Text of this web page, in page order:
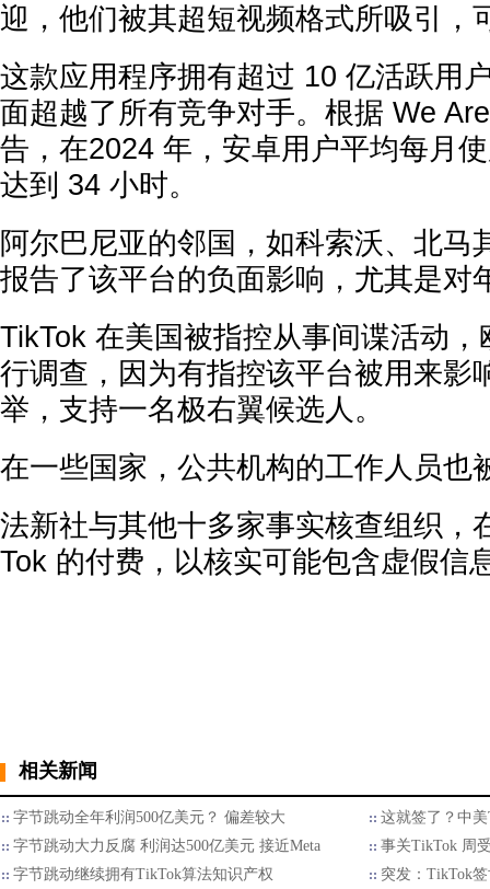
迎，他们被其超短视频格式所吸引，
这款应用程序拥有超过 10 亿活跃用
面超越了所有竞争对手。根据 We
告，在2024 年，安卓用户平均每月
达到 34 小时。
阿尔巴尼亚的邻国，如科索沃、北马
报告了该平台的负面影响，尤其是对
TikTok 在美国被指控从事间谍活动
行调查，因为有指控该平台被用来影
举，支持一名极右翼候选人。
在一些国家，公共机构的工作人员也
法新社与其他十多家事实核查组织，
Tok 的付费，以核实可能包含虚假信
相关新闻
字节跳动全年利润500亿美元？ 偏差较大
这就签了？中
字节跳动大力反腐 利润达500亿美元 接近Meta
事关TikTok 周
字节跳动继续拥有TikTok算法知识产权
突发：TikTok